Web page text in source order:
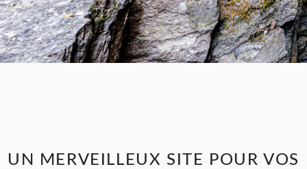
UN MERVEILLEUX SITE POUR VOS